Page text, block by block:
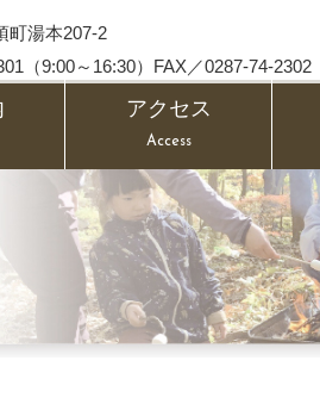
町湯本207-2
（9:00～16:30）FAX／0287-74-2302
アクセス
Access